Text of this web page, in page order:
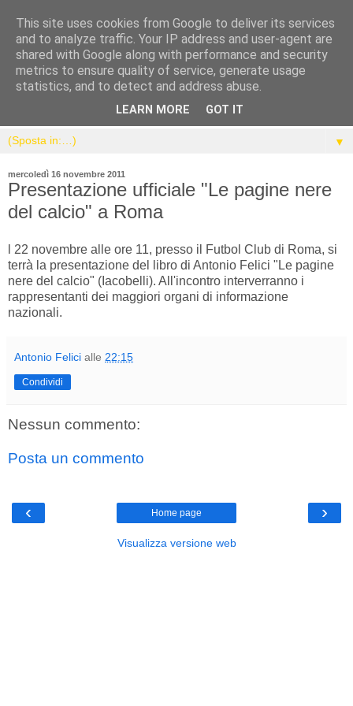
▼
mercoledì 16 novembre 2011
Presentazione ufficiale "Le pagine nere
del calcio" a Roma
l 22 novembre alle ore 11, presso il Futbol Club di Roma, si
terrà la presentazione del libro di Antonio Felici "Le pagine
nere del calcio" (Iacobelli). All'incontro interverranno i
rappresentanti dei maggiori organi di informazione
nazionali.
Antonio Felici alle 22:15
Condividi
Nessun commento:
Posta un commento
‹ ›
Home page
Visualizza versione web
This site uses cookies from Google to deliver its services
and to analyze traffic. Your IP address and user-agent are
shared with Google along with performance and security
metrics to ensure quality of service, generate usage
statistics, and to detect and address abuse.
LEARN MORE GOT IT